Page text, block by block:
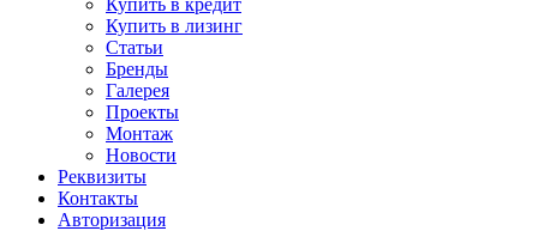
Купить в кредит
Купить в лизинг
Статьи
Бренды
Галерея
Проекты
Монтаж
Новости
Реквизиты
Контакты
Авторизация